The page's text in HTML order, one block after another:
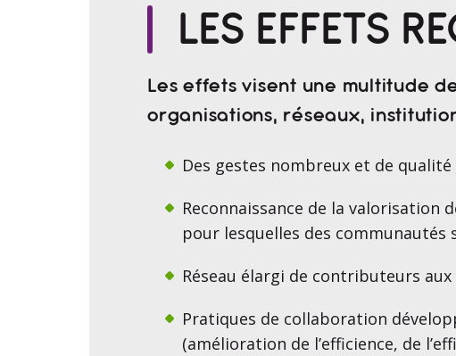
LES EFFETS
Les effets visent une multitude
organisations, réseaux,
Des gestes nombreux et de
Reconnaissance de la valorisation
pour lesquelles des communautés
Réseau élargi de contributeurs
Pratiques de collaboration
(amélioration de l’efficience, de